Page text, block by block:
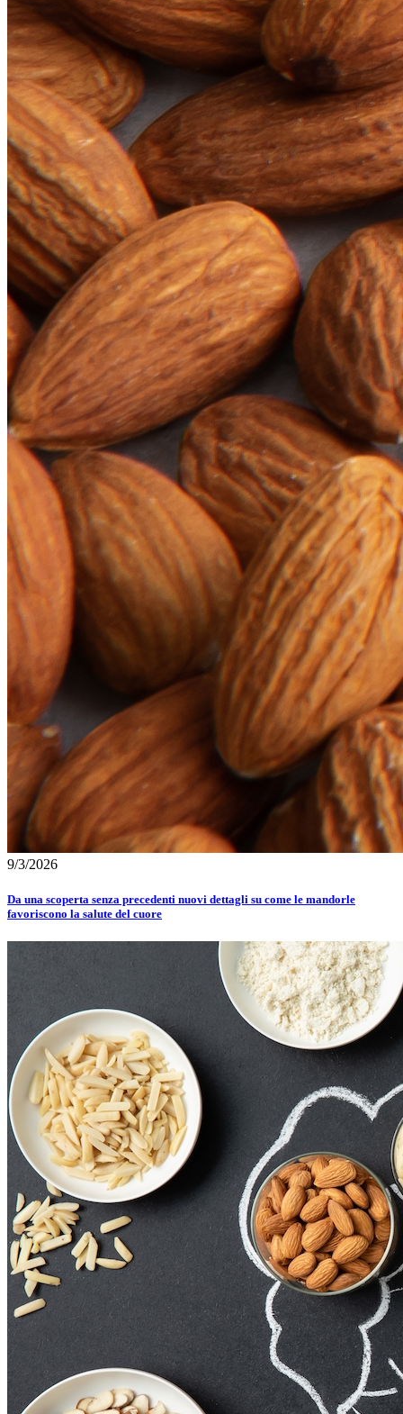
9/3/2026
Da una scoperta senza precedenti nuovi dettagli su come le mandorle
favoriscono la salute del cuore